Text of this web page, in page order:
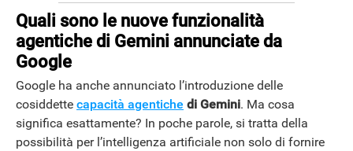
Quali sono le nuove funzionalità
agentiche di Gemini annunciate da
Google
Google ha anche annunciato l’introduzione delle
cosiddette capacità agentiche di Gemini. Ma cosa
significa esattamente? In poche parole, si tratta della
possibilità per l’intelligenza artificiale non solo di fornire